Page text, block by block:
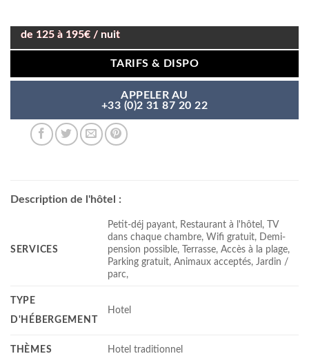
de 125 à 195€ / nuit
TARIFS & DISPO
APPELER AU
+33 (0)2 31 87 20 22
Description de l'hôtel :
SERVICES
Petit-déj payant, Restaurant à l'hôtel, TV
dans chaque chambre, Wifi gratuit, Demi-
pension possible, Terrasse, Accès à la plage,
Parking gratuit, Animaux acceptés, Jardin /
parc,
TYPE
D'HÉBERGEMENT
Hotel
THÈMES Hotel traditionnel